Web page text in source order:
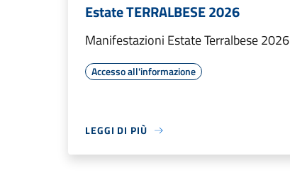
Estate TERRALBESE 2026
Manifestazioni Estate Terralbese 2026
Accesso all'informazione
LEGGI DI PIÙ